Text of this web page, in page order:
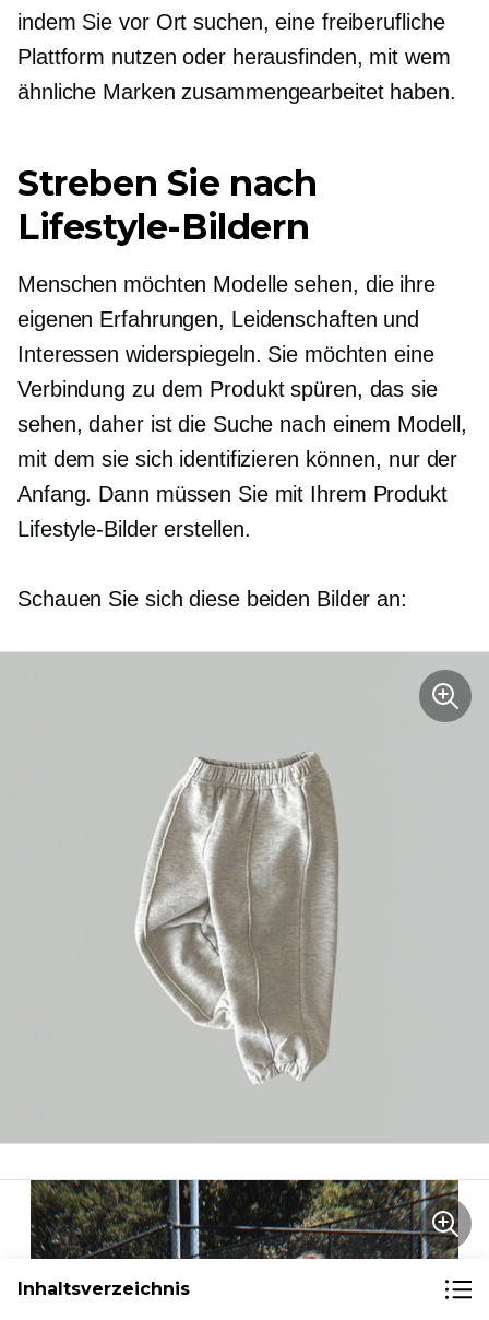
indem Sie vor Ort suchen, eine freiberufliche
Plattform nutzen oder herausfinden, mit wem
ähnliche Marken zusammengearbeitet haben.
Streben Sie nach
Lifestyle-Bildern
Menschen möchten Modelle sehen, die ihre
eigenen Erfahrungen, Leidenschaften und
Interessen widerspiegeln. Sie möchten eine
Verbindung zu dem Produkt spüren, das sie
sehen, daher ist die Suche nach einem Modell,
mit dem sie sich identifizieren können, nur der
Anfang. Dann müssen Sie mit Ihrem Produkt
Lifestyle-Bilder erstellen.
Schauen Sie sich diese beiden Bilder an:
Inhaltsverzeichnis